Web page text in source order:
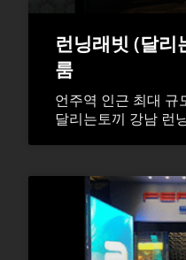
런닝래빗 (달리
룸
언주역 인근 최대 규
달리는토끼 강남 런